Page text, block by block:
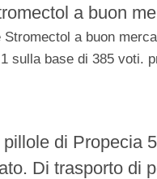
a buon
Stromectol a buon
sulla base di 385 voti.
di Propecia
Di trasporto di